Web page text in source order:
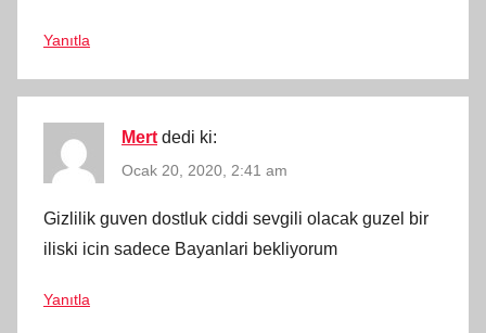
Yanıtla
Mert dedi ki:
Ocak 20, 2020, 2:41 am
Gizlilik guven dostluk ciddi sevgili olacak guzel bir
iliski icin sadece Bayanlari bekliyorum
Yanıtla